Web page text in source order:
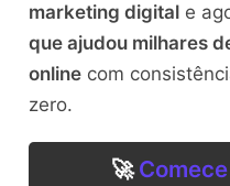
marketing digitale
que ajudou milhares
onlinecom
zero.
🚀